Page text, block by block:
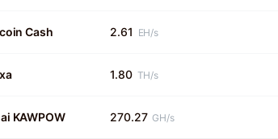
Cash 2.61 EH/s
1.80 TH/s
KAWPOW 270.27 GH/s